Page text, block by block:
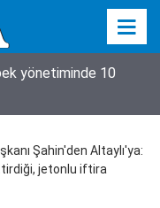
yönetiminde 10
Şahin'den Altaylı'ya:
jetonlu iftira